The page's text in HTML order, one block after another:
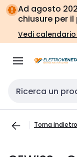
Vai alla
navigazione
Vai
alla
pagina
Ad agosto
chiusure per
Vedi
Cerca input
Torna indietro